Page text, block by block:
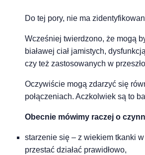
Do tej pory, nie ma
Wcześniej twierdzono, że mogą
białawej ciał jamistych,
czy też zastosowanych w
Oczywiście mogą zdarzyć się
połączeniach. Aczkolwiek są to
Obecnie mówimy raczej o
starzenie się – z wiekiem tkanki
przestać działać prawidłowo,